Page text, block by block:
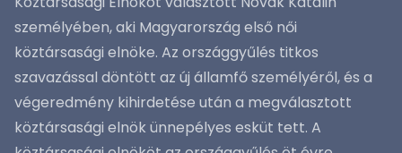
személyében, aki Magyarország első női
köztársasági elnöke. Az országgyűlés titkos
szavazással döntött az új államfő személyéről, és a
végeredmény kihirdetése után a megválasztott
köztársasági elnök ünnepélyes esküt tett. A